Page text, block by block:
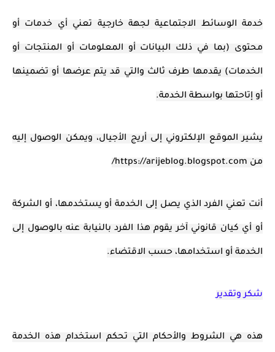
خدمة الوسائط الاجتماعية لجهة خارجية تعني أي خدمات أو
محتوى (بما في ذلك البيانات أو المعلومات أو المنتجات أو
الخدمات) يقدمها طرف ثالث والتي قد يتم عرضها أو تضمينها
أو إتاحتها بواسطة الخدمة.
يشير الموقع الإلكتروني إلى أريج الأجيال، ويمكن الوصول إليه
من https://arijeblog.blogspot.com/
أنت تعني الفرد الذي يصل إلى الخدمة أو يستخدمها، أو الشركة
أو أي كيان قانوني آخر يقوم هذا الفرد بالنيابة عنه بالوصول إلى
الخدمة أو استخدامها، حسب الاقتضاء.
شكر وتقدير
هذه هي الشروط والأحكام التي تحكم استخدام هذه الخدمة